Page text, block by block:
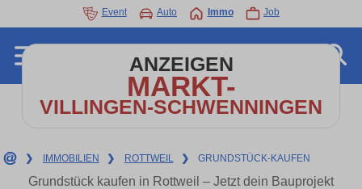
Event Auto Immo Job
ANZEIGEN
MARKT-
VILLINGEN-SCHWENNINGEN
❯ IMMOBILIEN ❯ ROTTWEIL ❯ GRUNDSTÜCK-KAUFEN
Grundstück kaufen in Rottweil – Jetzt dein Bauprojekt